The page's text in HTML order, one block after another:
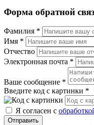
Форма обратной
Фамилия *
Имя *
Отчество
Электронная почта *
Ваше сообщение *
Введите код с картинки *
Я согласен с
Отправить